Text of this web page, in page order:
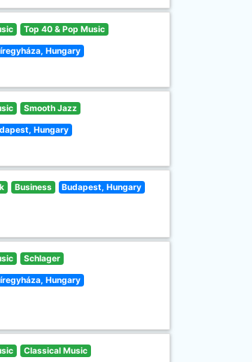
Top 40 & Pop Music
Hungary
Smooth Jazz
Hungary
Business Budapest, Hungary
Schlager
Hungary
Classical Music